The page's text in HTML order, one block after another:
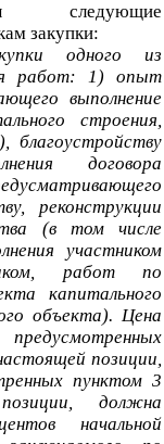
следующие
закупки:
одного из
работ: 1) опыт
выполнение
строения,
благоустройству
договора
реконструкции
(в том числе
участником
работ по
капитального
объекта). Цена
позиции,
пунктом 3
должна
начальной